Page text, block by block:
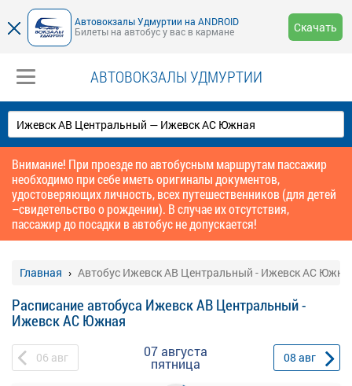
Автовокзалы Удмуртии на ANDROID
Билеты на автобус у вас в кармане
Скачать
АВТОВОКЗАЛЫ УДМУРТИИ
Внимание! При проезде по автобусным маршрутам пассажир
необходимо при себе иметь оригиналы документов,
удостоверяющих личность, всех путешественников (для детей
–свидетельство о рождении). В случае их отсутствия,
пассажир до посадки в автобус не допускается!
Главная Автобус Ижевск АВ Центральный - Ижевск АС
Расписание автобуса Ижевск АВ Центральный -
Ижевск АС Южная
06 авг 07 августа
пятница 08 авг